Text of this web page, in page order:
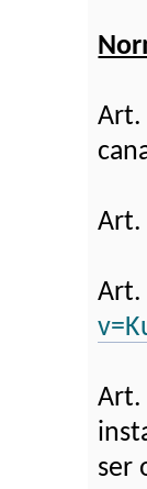
Art.
Art.
Art.
Art.
ser